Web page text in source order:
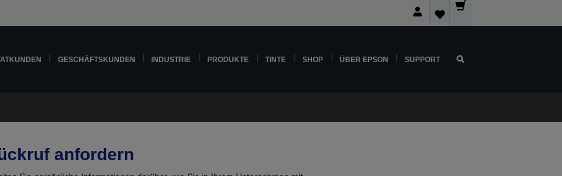
GESCHÄFTSKUNDEN INDUSTRIE PRODUKTE TINTE SHOP ÜBER EPSON SUPPORT
anfordern